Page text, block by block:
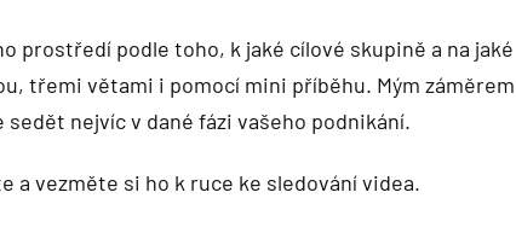
podle toho, k jaké cílové skupině a na jaké
třemi větami i pomocí mini příběhu. Mým záměrem
nejvíc v dané fázi vašeho podnikání.
vezměte si ho k ruce ke sledování videa.